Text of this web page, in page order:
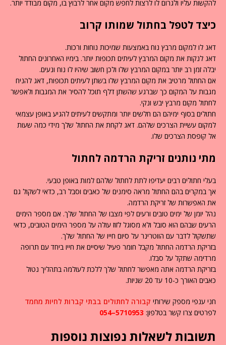
להקשות עליו ולגרום לו לרצות לחפש מקום אחר לרבוץ בו, מקום מבודד יותר.
כיצד לטפל בחתול שמותו קרוב
דאג לו למקום מרבץ נוח באמצעות שמיכות נוחות ורכות.
דאג לנקות את מקום המרבץ לעיתים תכופות יותר. בימיו האחרונים החתול
יבלה זמן רב יותר במקום המרבץ שלו ולכן חשוב שיהיו לו נוח ונעים.
אם החתול מרטיב את מקום המרבץ שלו בשתן לעיתים תכופות, דאג להניח
מגבות על המקום כך שברגע שהשתן דלף תוכל להסיר את המגבות ולאפשר
לחתול מקום מרבץ יבש ונקי.
חתולים בסוף ימיהם הם חלשים יותר ומתקשים לעיתים להגיע באופן עצמאי
למקום עשיית הצרכים שלהם. דאג לקחת את החתול שלך מידי כמה שעות
אל קופסת הצרכים שלו.
מתי נותנים זריקת הרדמה לחתול
בעלי חתולים רבים יעדיפו לתת לחתול שלהם למות באופן טבעי.
אך במקרים בהם החתול מראה סימנים של כאבים וסבל רב, כדאי לשקול גם
את האפשרות של זריקת הרדמה.
נהל יומן של ימים טובים ורעים לפי מצבו של החתול שלך. אם מספר הימים
הרעים שבהם הוא סובל ולא מסוגל לזוז עולה על מספר הימים הטובים, כדאי
שתשקול לדבר עם הווטרינר על סיום חייו של החתול שלך.
בזריקת הרדמה החתול מקבל חומר פעיל שיסיים את חייו ביחד עם תרופה
מרדימה שתקל על סבלו.
בזריקת הרדמה אתה מאפשר לחתול שלך ללכת לעולמה בתהליך נטול
כאבים האורך כ-10 עד 20 שניות.
חני ענפי מספק שירותי קבורה לחתולים בבתי קברות לחיות מחמד
לפרטים צרו קשר בטלפון: 5710953–054
תשובות לשאלות נפוצות נוספות